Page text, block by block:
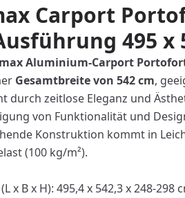
Carport
495 x
Aluminium-Carport
Gesamtbreite von 542 cm,
durch zeitlose Eleganz und
von Funktionalität und
Konstruktion kommt in
(100 kg/m²).
x B x H): 495,4 x 542,3 x 248-298